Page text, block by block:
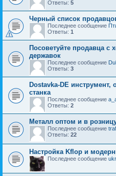
Ответы: 5
Черный список
Последнее сообщение
Ответы: 1
Посоветуйте продавца
державок
Последнее сообщение
Ответы: 3
Dostavka-DE инструмент,
станка
Последнее сообщение
Ответы: 2
Металл оптом и в
Последнее сообщение
Ответы: 22
Настройка Kflop и
Последнее сообщение